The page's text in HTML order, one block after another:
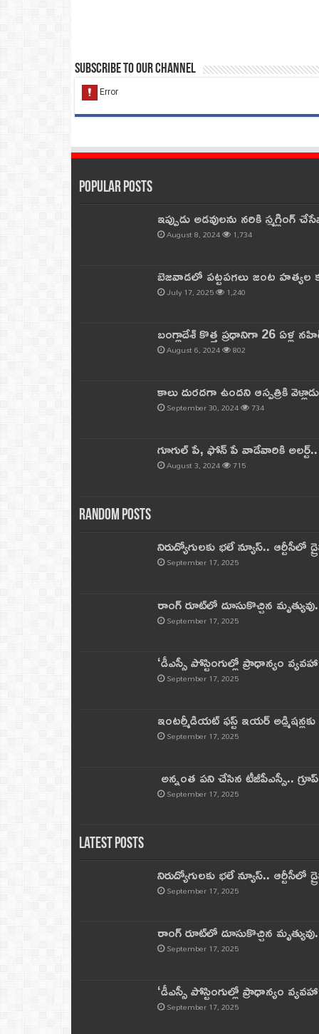
Subscribe to our Channel
Popular Posts
ఇప్పుడు అడవులను నరికి
August 8, 2024 1,734
బెజవాడలో పట్టపగలు జంట
July 17, 2025 1,240
బంగ్లాదేశ్ కొత్త ప్రధానిగా 26 ఏళ్ల
August 6, 2024 802
కాలు దురదగా ఉందని ఆస్పత్రికి
September 30, 2024 734
గూగుల్ పే, ఫోన్ పే వాడేవారికి
August 3, 2024 715
Random Posts
నిరుద్యోగులకు భలే న్యూస్.. ఆర్టీసీలో
September 17, 2025
రాంగ్ రూట్‌లో దూసుకొచ్చిన
September 17, 2025
‘డీఎస్సీ పోస్టింగుల్లో ప్రాధాన్యం
September 17, 2025
ఇంటర్మీడియట్ ఫస్ట్‌ ఇయర్‌
September 17, 2025
అన్నంత పని చేసిన టీజీపీఎస్సీ..
September 17, 2025
Latest Posts
నిరుద్యోగులకు భలే న్యూస్.. ఆర్టీసీలో
September 17, 2025
రాంగ్ రూట్‌లో దూసుకొచ్చిన
September 17, 2025
‘డీఎస్సీ పోస్టింగుల్లో ప్రాధాన్యం
September 17, 2025